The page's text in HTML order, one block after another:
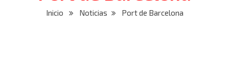
Inicio Noticias Port de Barcelona